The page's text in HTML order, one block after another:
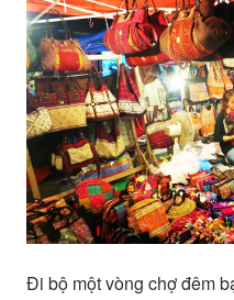
Đi bộ một vòng chợ đêm